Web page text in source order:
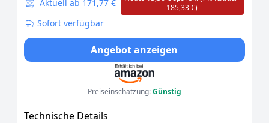
Aktuell ab 171,77 €
185,33 €)
Sofort verfügbar
Angebot anzeigen
Preiseinschätzung:Günstig
Technische Details